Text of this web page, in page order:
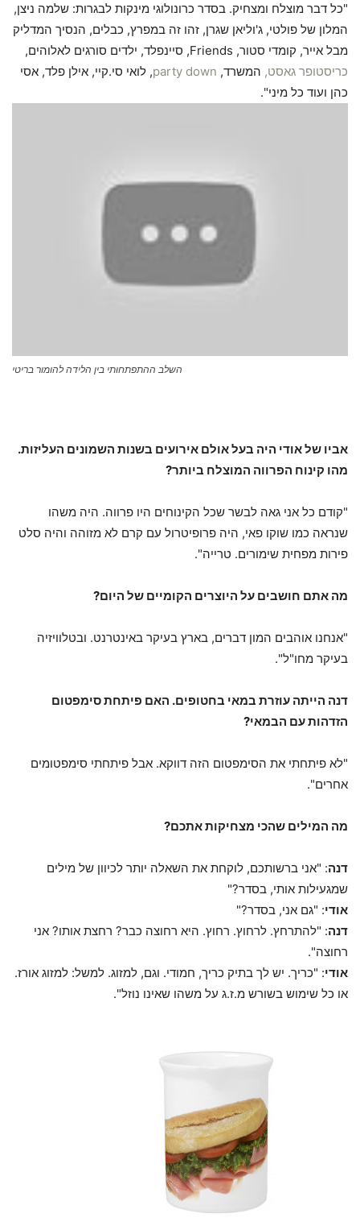
"כל דבר מוצלח ומצחיק. בסדר כרונולוגי מינקות לבגרות: שלמה ניצן,
המלון של פולטי, ג'וליאן שגרן, זהו זה במפרץ, כבלים, הנסיך המדליק
מבל אייר, קומדי סטור, Friends, סיינפלד, ילדים סורגים לאלוהים,
כריסטופר גאסט, המשרד,
, לואי סי.קיי, אילן פלד, אסי
כהן ועוד כל מיני".
השלב ההתפתחותי בין הלידה להומור בריטי
אביו של אודי היה בעל אולם אירועים בשנות השמונים העליזות.
מהו קינוח הפרווה המוצלח ביותר?
"קודם כל אני גאה לבשר שכל הקינוחים היו פרווה. היה משהו
שנראה כמו שוקו פאי, היה פרופיטרול עם קרם לא מזוהה והיה סלט
פירות מפחית שימורים. טרייה".
מה אתם חושבים על היוצרים הקומיים של היום?
"אנחנו אוהבים המון דברים, בארץ בעיקר באינטרנט. ובטלוויזיה
בעיקר מחו"ל".
דנה הייתה עוזרת במאי בחטופים. האם פיתחת סימפטום
הזדהות עם הבמאי?
"לא פיתחתי את הסימפטום הזה דווקא. אבל פיתחתי סימפטומים
אחרים".
מה המילים שהכי מצחיקות אתכם?
דנה: "אני ברשותכם, לוקחת את השאלה יותר לכיוון של מילים
שמגעילות אותי, בסדר?"
אודי: "גם אני, בסדר?"
דנה: "להתרחץ. לרחוץ. רחוץ. היא רחוצה כבר? רחצת אותו? אני
רחוצה".
אודי: "כריך. יש לך בתיק כריך, חמודי. וגם, למזוג. למשל: למזוג אורז.
או כל שימוש בשורש מ.ז.ג על משהו שאינו נוזל".